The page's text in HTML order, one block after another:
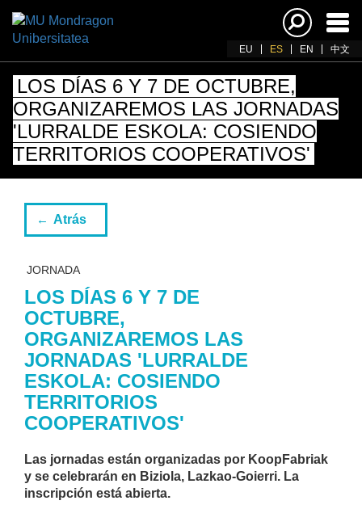
EU ES EN 中文
LOS DÍAS 6 Y 7 DE OCTUBRE,
ORGANIZAREMOS LAS JORNADAS
'LURRALDE ESKOLA: COSIENDO
TERRITORIOS COOPERATIVOS'
Atrás
JORNADA
LOS DÍAS 6 Y 7 DE
OCTUBRE,
ORGANIZAREMOS LAS
JORNADAS 'LURRALDE
ESKOLA: COSIENDO
TERRITORIOS
COOPERATIVOS'
Las jornadas están organizadas por KoopFabriak
y se celebrarán en Biziola, Lazkao-Goierri. La
inscripción está abierta.